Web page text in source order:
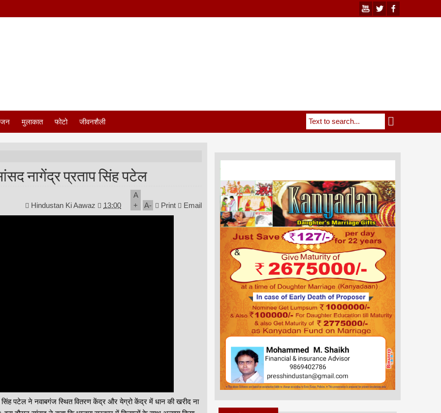
मुलाकात फोटो जीवनशैली
नागेंद्र प्रताप सिंह पटेल
Hindustan Ki Aawaz 13:00
A
+
A- Print Email
पटेल ने नवाबगंज स्थित वितरण केंद्र और येग्रो केंद्र में धान की खरीद ना